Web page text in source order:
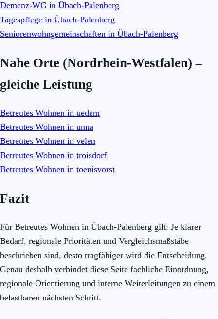
Demenz-WG in Übach-Palenberg
Tagespflege in Übach-Palenberg
Seniorenwohngemeinschaften in Übach-Palenberg
Nahe Orte (Nordrhein-Westfalen) –
gleiche Leistung
Betreutes Wohnen in uedem
Betreutes Wohnen in unna
Betreutes Wohnen in velen
Betreutes Wohnen in troisdorf
Betreutes Wohnen in toenisvorst
Fazit
Für Betreutes Wohnen in Übach-Palenberg gilt: Je klarer
Bedarf, regionale Prioritäten und Vergleichsmaßstäbe
beschrieben sind, desto tragfähiger wird die Entscheidung.
Genau deshalb verbindet diese Seite fachliche Einordnung,
regionale Orientierung und interne Weiterleitungen zu einem
belastbaren nächsten Schritt.